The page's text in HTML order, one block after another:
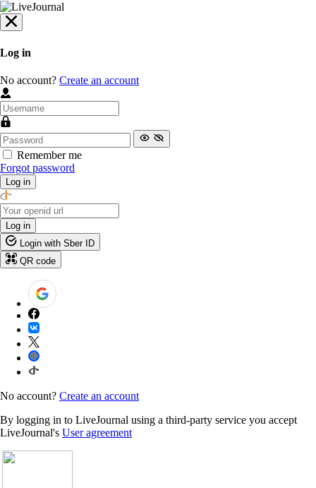
Log in
No account? Create an account
Remember me
Forgot password
Log in
Log in
Login with Sber ID
QR code
No account? Create an account
By logging in to LiveJournal using a third-party service you accept
LiveJournal's User agreement